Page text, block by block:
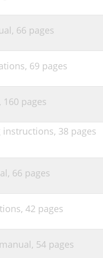
66 pages
69 pages
160 pages
instructions, 38 pages
66 pages
42 pages
54 pages